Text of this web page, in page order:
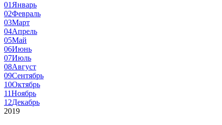
01 Январь
02Февраль
03Март
04Апрель
05Май
06Июнь
07Июль
08Август
09Сентябрь
10Октябрь
11Ноябрь
12Декабрь
2019